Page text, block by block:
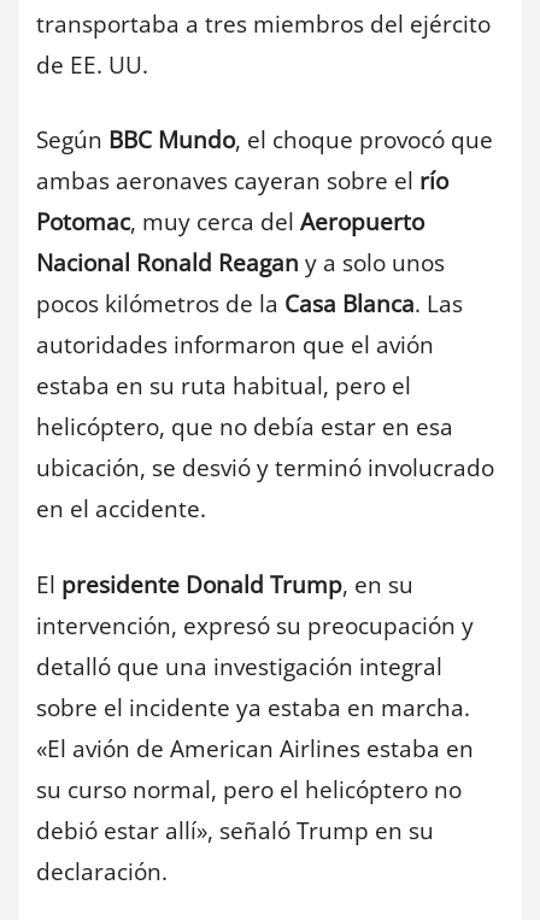
transportaba a tres miembros del ejército
de EE. UU.
Según BBC Mundo, el choque provocó que
ambas aeronaves cayeran sobre el río
Potomac, muy cerca del Aeropuerto
Nacional Ronald Reagan y a solo unos
pocos kilómetros de la Casa Blanca. Las
autoridades informaron que el avión
estaba en su ruta habitual, pero el
helicóptero, que no debía estar en esa
ubicación, se desvió y terminó involucrado
en el accidente.
El presidente Donald Trump, en su
intervención, expresó su preocupación y
detalló que una investigación integral
sobre el incidente ya estaba en marcha.
«El avión de American Airlines estaba en
su curso normal, pero el helicóptero no
debió estar allí», señaló Trump en su
declaración.